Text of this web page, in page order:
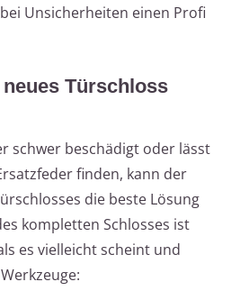
Unsicherheiten einen Profi
Türschloss
schwer beschädigt oder lässt
finden, kann der
die beste Lösung
kompletten Schlosses ist
es vielleicht scheint und